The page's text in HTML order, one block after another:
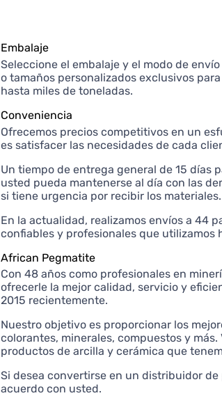
Embalaje
Seleccione el embalaje y el modo de
o tamaños personalizados exclusivos
hasta miles de toneladas.
Conveniencia
Ofrecemos precios competitivos en un
es satisfacer las necesidades de cada
Un tiempo de entrega general de 15 días
usted pueda mantenerse al día con las
si tiene urgencia por recibir los materiales.
En la actualidad, realizamos envíos a 44
confiables y profesionales que
African Pegmatite
Con 48 años como profesionales en
ofrecerle la mejor calidad, servicio y
2015 recientemente.
Nuestro objetivo es proporcionar los
colorantes, minerales, compuestos y
productos de arcilla y cerámica que
Si desea convertirse en un distribuidor
acuerdo con usted.